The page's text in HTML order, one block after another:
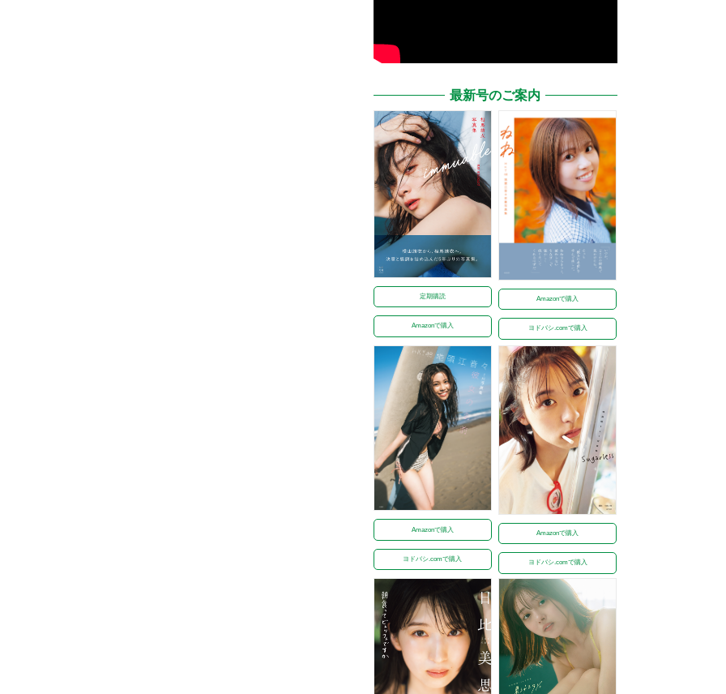
最新号のご案内
定期購読
Amazonで購入
Amazonで購入
ヨドバシ.comで購入
Amazonで購入
ヨドバシ.comで購入
Amazonで購入
ヨドバシ.comで購入